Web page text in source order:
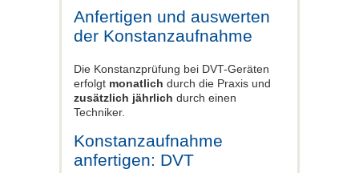
Anfertigen und auswerten
der Konstanzaufnahme
Die Konstanzprüfung bei DVT-Geräten
erfolgt monatlich durch die Praxis und
zusätzlich jährlich durch einen
Techniker.
Konstanzaufnahme
anfertigen: DVT